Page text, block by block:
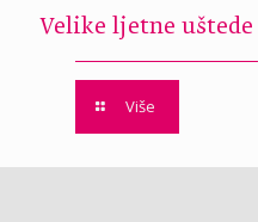
Velike ljetne
Više